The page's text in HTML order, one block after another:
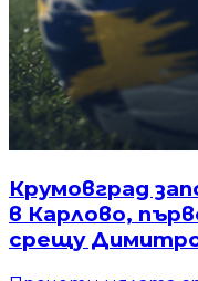
Крумовград
в Карлово,
срещу